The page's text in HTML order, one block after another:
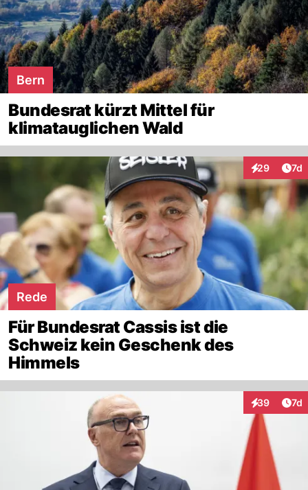
Bern
Bundesrat kürzt Mittel für
klimatauglichen Wald
29
Interaktionen
7d
Rede
Für Bundesrat Cassis ist die
Schweiz kein Geschenk des
Himmels
39
Interaktionen
7d